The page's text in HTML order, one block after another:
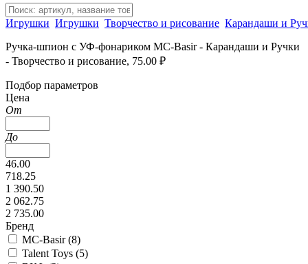
Игрушки Игрушки Творчество и рисование Карандаши и
Ручка-шпион c УФ-фонариком MC-Basir - Карандаши и Ручки
- Творчество и рисование, 75.00 ₽
Подбор параметров
Цена
От
До
46.00
718.25
1 390.50
2 062.75
2 735.00
Бренд
MC-Basir (8)
Talent Toys (5)